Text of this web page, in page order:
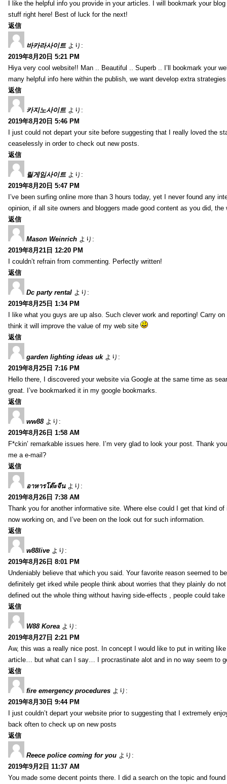
I like the helpful info you provide in your articles. I will bookmark your
stuff right here! Best of luck for the next!
返信
바카라사이트 より:
2019年8月20日 5:21 PM
Hiya very cool website!! Man .. Beautiful .. Superb .. I’ll bookmark your
many helpful info here within the publish, we want develop extra
返信
카지노사이트 より:
2019年8月20日 5:46 PM
I just could not depart your site before suggesting that I really loved the
ceaselessly in order to check out new posts.
返信
릴게임사이트 より:
2019年8月20日 5:47 PM
I’ve been surfing online more than 3 hours today, yet I never found any
opinion, if all site owners and bloggers made good content as you did,
返信
Mason Weinrich より:
2019年8月21日 12:20 PM
I couldn’t refrain from commenting. Perfectly written!
返信
Dc party rental より:
2019年8月25日 1:34 PM
I like what you guys are up also. Such clever work and reporting! Carry
think it will improve the value of my web site
返信
garden lighting ideas uk より:
2019年8月25日 7:16 PM
Hello there, I discovered your website via Google at the same time as
great. I’ve bookmarked it in my google bookmarks.
返信
ww88 より:
2019年8月26日 1:58 AM
F*ckin’ remarkable issues here. I’m very glad to look your post. Thank
me a e-mail?
返信
อาหารโต๊ะจีน より:
2019年8月26日 7:38 AM
Thank you for another informative site. Where else could I get that kind
now working on, and I’ve been on the look out for such information.
返信
w88live より:
2019年8月26日 8:01 PM
Undeniably believe that which you said. Your favorite reason seemed to
definitely get irked while people think about worries that they plainly do
defined out the whole thing without having side-effects , people could
返信
W88 Korea より:
2019年8月27日 2:21 PM
Aw, this was a really nice post. In concept I would like to put in writing
article… but what can I say… I procrastinate alot and in no way seem to
返信
fire emergency procedures より:
2019年8月30日 9:44 PM
I just couldn’t depart your website prior to suggesting that I extremely
back often to check up on new posts
返信
Reece police coming for you より:
2019年9月2日 11:37 AM
You made some decent points there. I did a search on the topic and